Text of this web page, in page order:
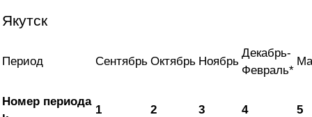
Якутск
Период Сентябрь Октябрь Ноябрь
Декабрь-
Февраль*
Номер периода
1 2 3 4 5